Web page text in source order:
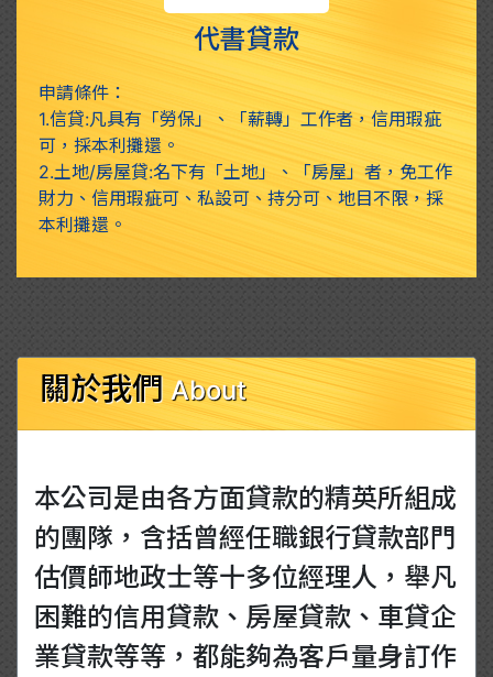
代書貸款
申請條件：
1.信貸:凡具有「勞保」、「薪轉」工作者，信用瑕疵
可，採本利攤還。
2.土地/房屋貸:名下有「土地」、「房屋」者，免工作
財力、信用瑕疵可、私設可、持分可、地目不限，採
本利攤還。
關於我們 About
本公司是由各方面貸款的精英所組成
的團隊，含括曾經任職銀行貸款部門
估價師地政士等十多位經理人，舉凡
困難的信用貸款、房屋貸款、車貸企
業貸款等等，都能夠為客戶量身訂作